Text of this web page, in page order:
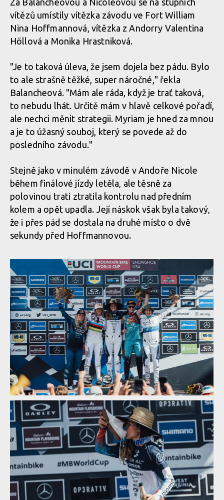
Světový pohátr ve sjezdu, Snowshow: lídři zvětšují náskok
Světový pohátr ve sjezdu, Snowshow: lídři zvětšují náskok
Světový pohátr ve sjezdu, Snowshow: lídři zvětšují náskok
Za Balancheovou a Nicoleovou se na stupních
vítězů umístily vítězka závodu ve Fort William
Nina Hoffmannová, vítězka z Andorry Valentina
Höllová a Monika Hrastniková.
"Je to taková úleva, že jsem dojela bez pádu. Bylo
to ale strašně těžké, super náročné," řekla
Balancheová. "Mám ale ráda, když je trať taková,
to nebudu lhát. Určitě mám v hlavě celkové pořadí,
ale nechci měnit strategii. Myriam je hned za mnou
a je to úžasný souboj, který se povede až do
posledního závodu."
Stejně jako v minulém závodě v Andoře Nicole
během finálové jízdy letěla, ale těsně za
polovinou trati ztratila kontrolu nad předním
kolem a opět upadla. Její náskok však byla takový,
že i přes pád se dostala na druhé místo o dvě
sekundy před Hoffmannovou.
Světový pohátr ve sjezdu, Snowshow: lídři zvětšují náskok
Světový pohátr ve sjezdu, Snowshow: lídři zvětšují náskok
Světový pohátr ve sjezdu, Snowshow: lídři zvětšují náskok